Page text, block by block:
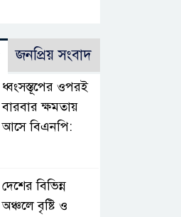
জনপ্রিয় সংবাদ
ধ্বংসস্তূপের ওপরই
বারবার ক্ষমতায়
আসে বিএনপি:
দেশের বিভিন্ন
অঞ্চলে বৃষ্টি ও